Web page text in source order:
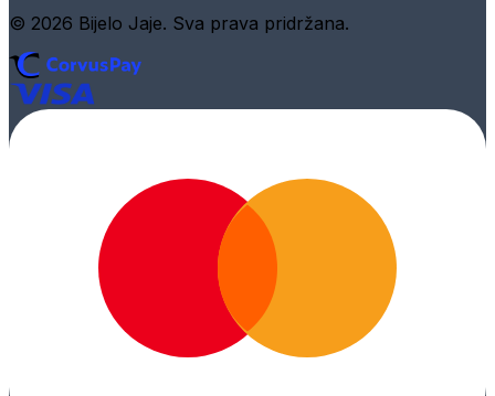
© 2026 Bijelo Jaje. Sva prava pridržana.